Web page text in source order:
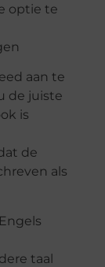
optie te
aan te
de juiste
is
de
als
taal